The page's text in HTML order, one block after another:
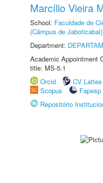
Marcílio Vieira
School: Faculdade de
(Câmpus de Jaboticabal)
Department:
Academic Appointment
title: MS-5.1
Orcid
CV Lattes
Scopus
Fapesp
Repositório